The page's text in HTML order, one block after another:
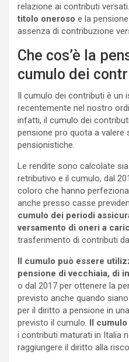
relazione ai contributi versati.
titolo oneroso e la
assenza di contribuzione
Che cos’è la
cumulo dei
Il cumulo dei contributi è un
recentemente nel nostro
infatti, il cumulo dei
pensione pro quota a valere
pensionistiche.
Le rendite sono calcolate
retributivo e il cumulo, dal
coloro che hanno
anche presso casse
cumulo dei periodi
versamento di oneri a
trasferimento di contributi da
Il cumulo può essere
pensione di vecchiaia, di
o dal 2017 per ottenere la
previsto anche quando
per il diritto a pensione in
previsto il cumulo. Il
i contributi maturati in Italia
raggiungere il diritto alla